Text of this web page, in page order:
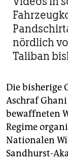
nördlich
Taliban
Die bisherige
Aschraf Ghani
bewaffneten
Regime
Nationalen
Sandhurst-